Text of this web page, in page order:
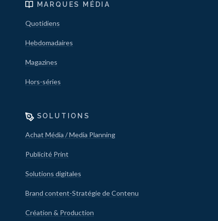
MARQUES MÉDIA
Quotidiens
Hebdomadaires
Magazines
Hors-séries
SOLUTIONS
Achat Média / Media Planning
Publicité Print
Solutions digitales
Brand content-Stratégie de Contenu
Création & Production